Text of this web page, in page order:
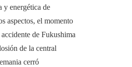
y energética de
aspectos, el momento
de Fukushima
de la central
cerró